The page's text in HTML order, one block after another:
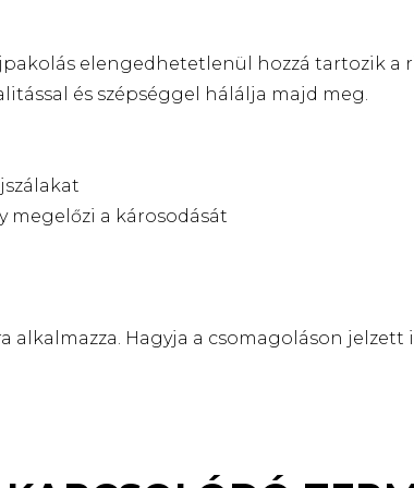
elengedhetetlenül hozzá tartozik a
és szépséggel hálálja majd meg.
megelőzi a károsodását
alkalmazza. Hagyja a csomagoláson